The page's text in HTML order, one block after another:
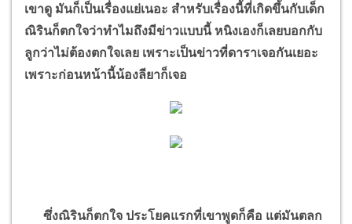
เขาดู มันก็เป็นเรื่องแย่เนอะ สำหรับเรื่องนี้ที่เกิดขึ้นกับเด็ก
ณิรินก็ตกใจว่าทำไมถึงมีข่าวแบบนี้ หนิงเองก็เลยบอกกับ
ลูกว่าไม่ต้องตกใจเลย เพราะเป็นข่าวที่ดาราเจอกันเยอะ
เพราะก่อนหน้านี้น้องลียาก็เจอ
ซึ่งณิรินก็ตกใจ ประโยคแรกที่เขาพูดก็คือ แต่มันตลก